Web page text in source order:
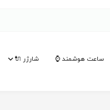
ساعت هوشمند ⌚ شارژر 🔌